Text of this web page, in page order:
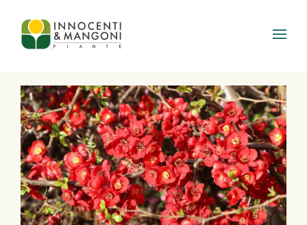
Skip to main content